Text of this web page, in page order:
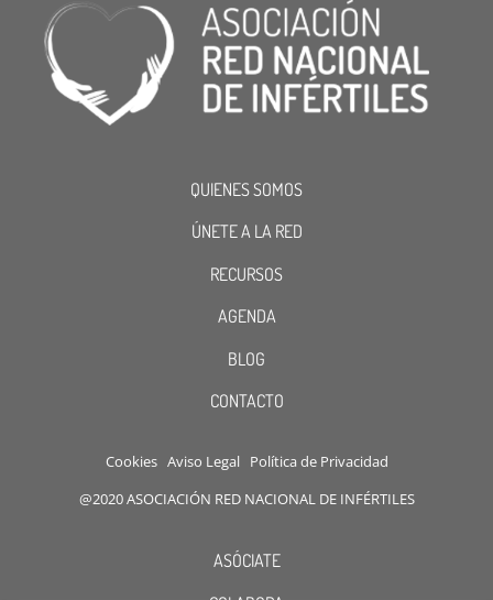
QUIENES SOMOS
ÚNETE A LA RED
RECURSOS
AGENDA
BLOG
CONTACTO
Cookies Aviso Legal Política de Privacidad
@2020 ASOCIACIÓN RED NACIONAL DE INFÉRTILES
ASÓCIATE